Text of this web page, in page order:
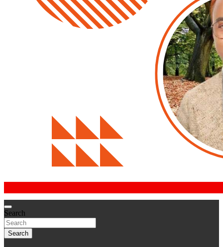
Search
Search